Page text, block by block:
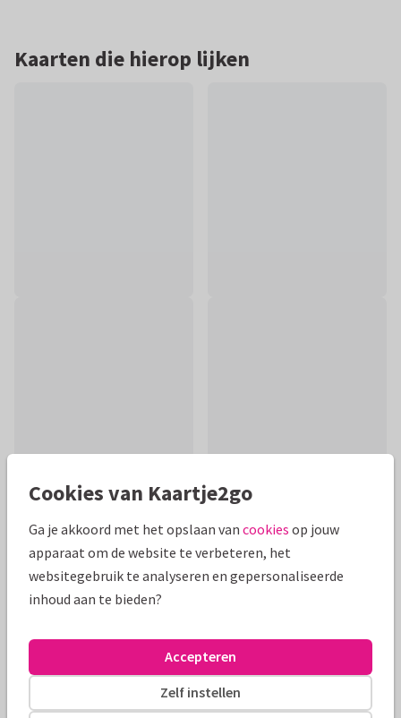
Kaarten die hierop lijken
Productinformatie
Stuur deze fleurige zomaar kaart naar iemand die wel een
knuffel kan gebruiken! De kaart heeft bloemen, bladeren en
Alle kaarten zijn helemaal naar wens aan te passen
Beterschapskaarten AnoukS Man Bloemen
Cookies van Kaartje2go
Ga je akkoord met het opslaan van cookies op jouw
apparaat om de website te verbeteren, het
websitegebruik te analyseren en gepersonaliseerde
inhoud aan te bieden?
Zelf instellen
Accepteren